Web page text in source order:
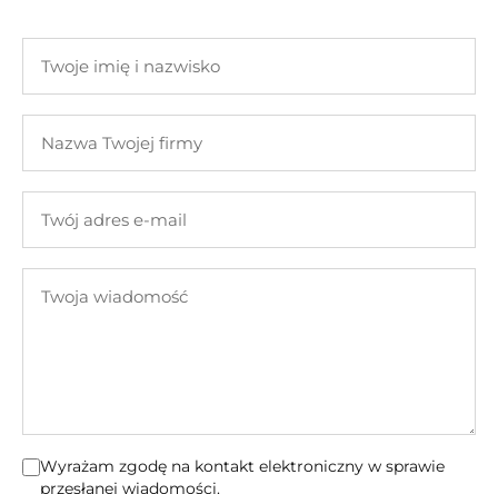
imię
nazwisko
Twojej
adres
mail
wiadomość
Wyrażam zgodę na kontakt elektroniczny w sprawie
przesłanej wiadomości.